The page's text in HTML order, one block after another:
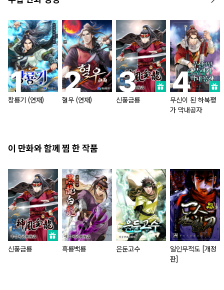
창룡기 (연재) 혈우 (연재) 신풍금룡
무신이 된 하북팽
가 막내공자
이 만화와 함께 찜 한 작품
신풍금룡 흑룡백룡 은둔고수
일인무적도 [개정
판]